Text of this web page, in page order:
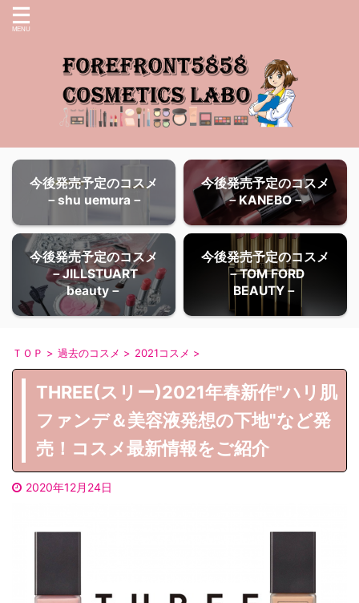
今後発売予定のコスメ
－shu uemura－
今後発売予定のコスメ
－KANEBO－
今後発売予定のコスメ
－JILLSTUART
beauty－
今後発売予定のコスメ
－TOM FORD
BEAUTY－
ＴＯＰ > 過去のコスメ > 2021コスメ >
THREE(スリー)2021年春新作"ハリ肌
ファンデ＆美容液発想の下地"など発
売！コスメ最新情報をご紹介
2020年12月24日